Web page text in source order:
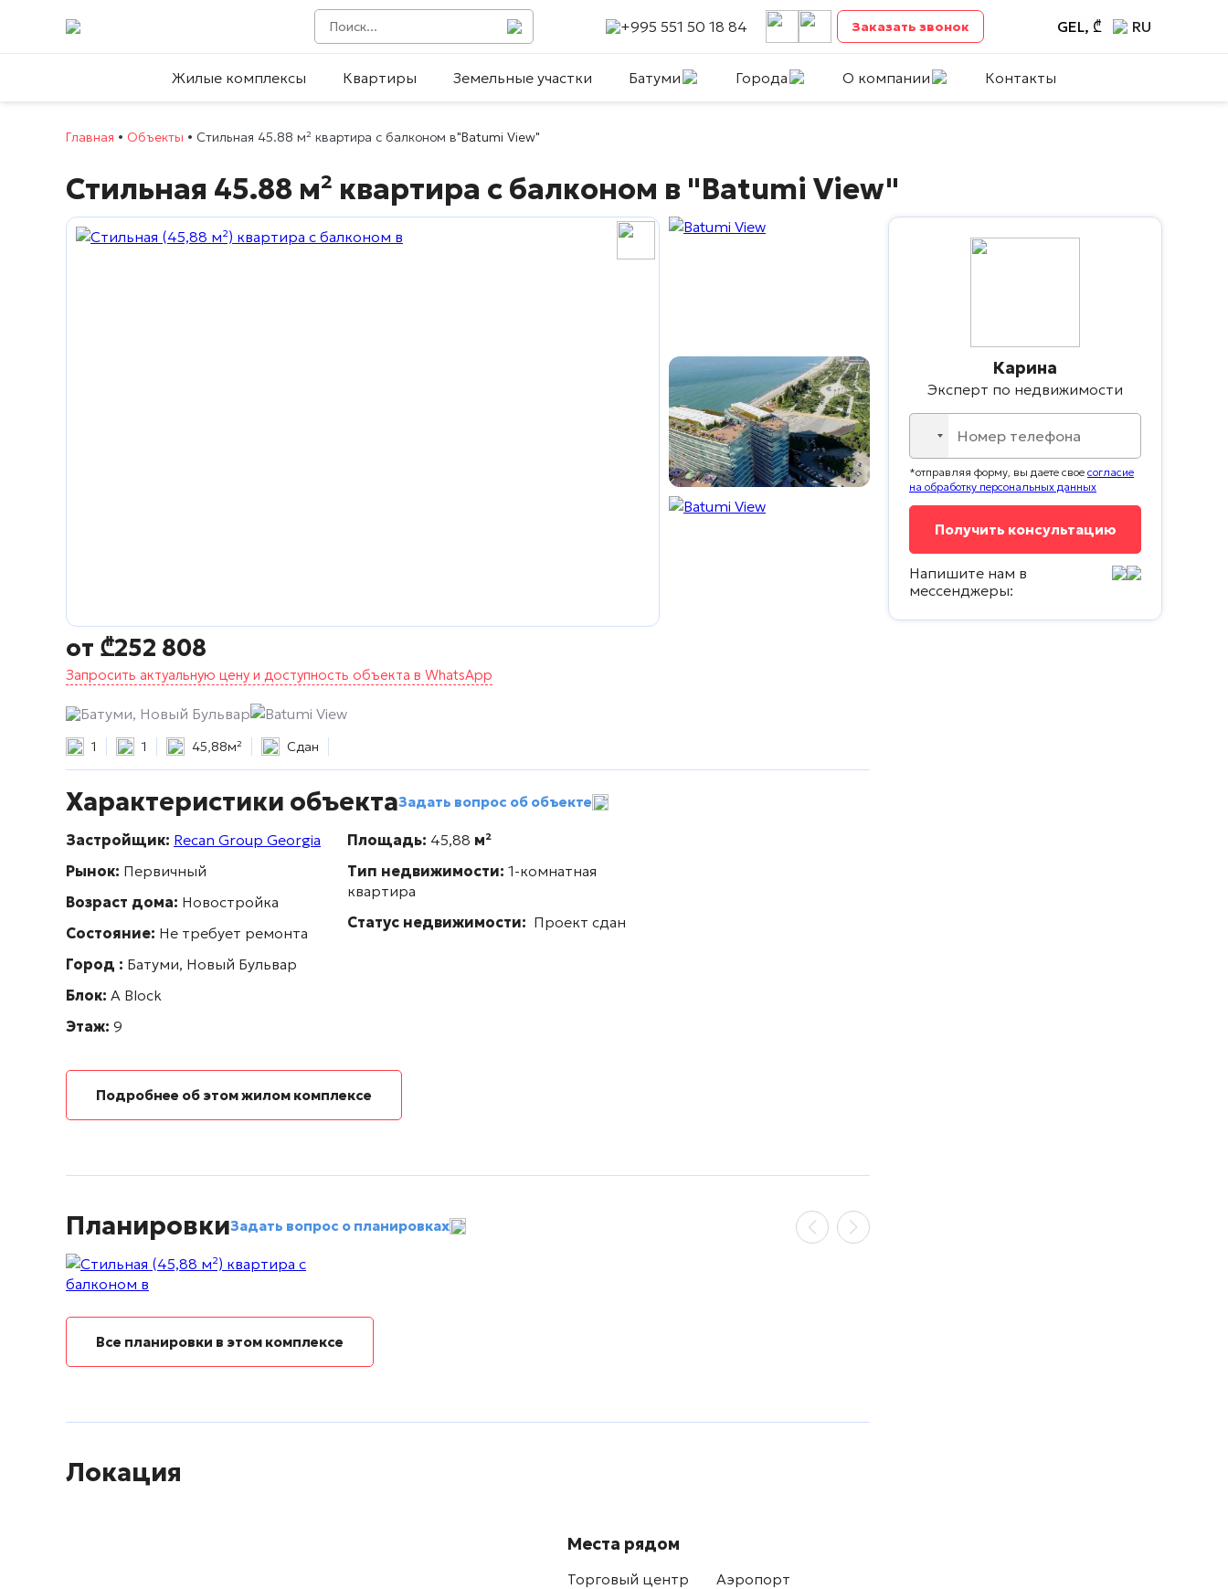
+995 551 50 18 84 Заказать звонок GEL, ₾ RU
Жилые комплексы Квартиры Земельные участки Батуми Города О компании Контакты
Главная • Объекты • Стильная 45.88 м² квартира с балконом в"Batumi View"
Стильная 45.88 м² квартира с балконом в "Batumi View"
от ₾252 808
Запросить актуальную цену и доступность объекта в WhatsApp
Батуми, Новый Бульвар Batumi View
1 1 45,88м² Сдан
Характеристики объектаЗадать вопрос об объекте
Застройщик: Recan Group Georgia
Рынок: Первичный
Возраст дома: Новостройка
Состояние: Не требует ремонта
Город : Батуми, Новый Бульвар
Блок: А Block
Этаж: 9
Площадь: 45,88 м²
Тип недвижимости: 1-комнатная
квартира
Статус недвижимости: Проект сдан
Подробнее об этом жилом комплексе
ПланировкиЗадать вопрос о планировках
Все планировки в этом комплексе
Локация
Места рядом
Торговый центр
Аэропорт
Карина
Эксперт по недвижимости
No
country
selected
*отправляя форму, вы даете свое согласие
на обработку персональных данных
Напишите нам в
мессенджеры: